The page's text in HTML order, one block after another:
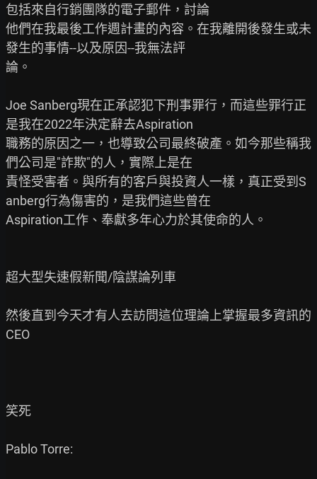
包括來自行銷團隊的電子郵件，討論
他們在我最後工作週計畫的內容。在我離開後發生或未
發生的事情--以及原因--我無法評
論。
Joe Sanberg現在正承認犯下刑事罪行，而這些罪行正
是我在2022年決定辭去Aspiration
職務的原因之一，也導致公司最終破產。如今那些稱我
們公司是"詐欺"的人，實際上是在
責怪受害者。與所有的客戶與投資人一樣，真正受到S
anberg行為傷害的，是我們這些曾在
Aspiration工作、奉獻多年心力於其使命的人。
超大型失速假新聞/陰謀論列車
然後直到今天才有人去訪問這位理論上掌握最多資訊的
CEO
笑死
Pablo Torre: